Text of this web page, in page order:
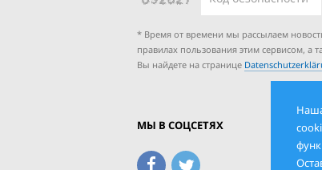
* Время от времени мы рассылаем
правилах пользования этим сервисом,
Вы найдете на странице
МЫ В СОЦСЕТЯХ